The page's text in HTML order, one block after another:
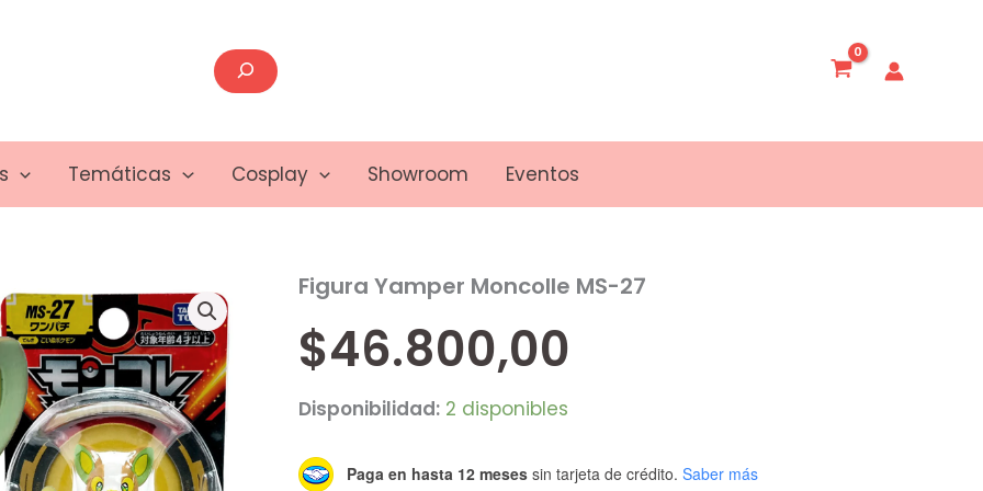
Temáticas Cosplay Showroom Eventos
Figura Yamper Moncolle MS-27
$46.800,00
Disponibilidad: 2 disponibles
Paga en hasta 12 meses sin tarjeta de crédito. Saber más
Figura
Yamper
Moncolle
MS-
27